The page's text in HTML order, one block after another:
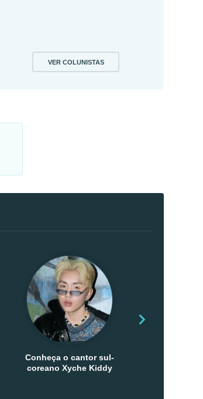
VER COLUNISTAS
Conheça o cantor sul-
coreano Xyche Kiddy